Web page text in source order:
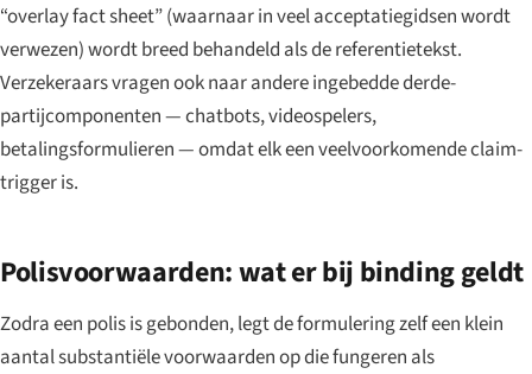
“overlay fact sheet” (waarnaar in veel acceptatiegidsen wordt
verwezen) wordt breed behandeld als de referentietekst.
Verzekeraars vragen ook naar andere ingebedde derde-
partijcomponenten — chatbots, videospelers,
betalingsformulieren — omdat elk een veelvoorkomende claim-
trigger is.
Polisvoorwaarden: wat er bij binding geldt
Zodra een polis is gebonden, legt de formulering zelf een klein
aantal substantiële voorwaarden op die fungeren als